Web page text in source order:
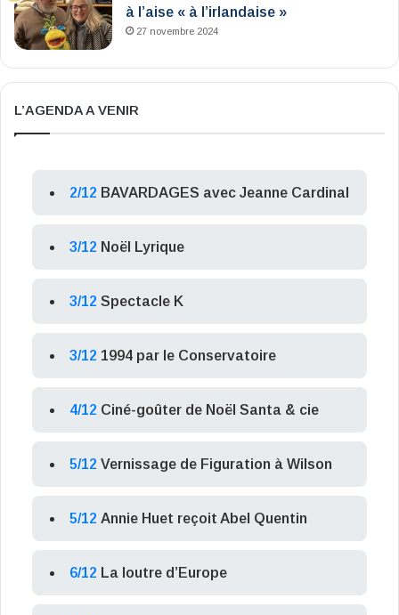
à l’aise « à l’irlandaise »
27 novembre 2024
L’AGENDA A VENIR
2/12 BAVARDAGES avec Jeanne Cardinal
3/12 Noël Lyrique
3/12 Spectacle K
3/12 1994 par le Conservatoire
4/12 Ciné-goûter de Noël Santa & cie
5/12 Vernissage de Figuration à Wilson
5/12 Annie Huet reçoit Abel Quentin
6/12 La loutre d’Europe